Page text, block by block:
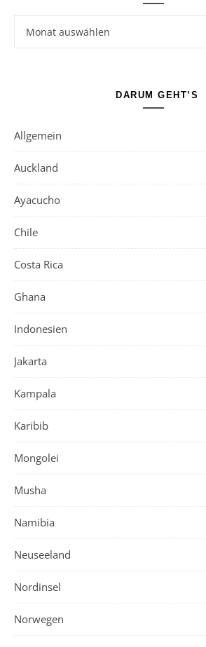
DARUM GEHT’S
Allgemein
Auckland
Ayacucho
Chile
Costa Rica
Ghana
Indonesien
Jakarta
Kampala
Karibib
Mongolei
Musha
Namibia
Neuseeland
Nordinsel
Norwegen